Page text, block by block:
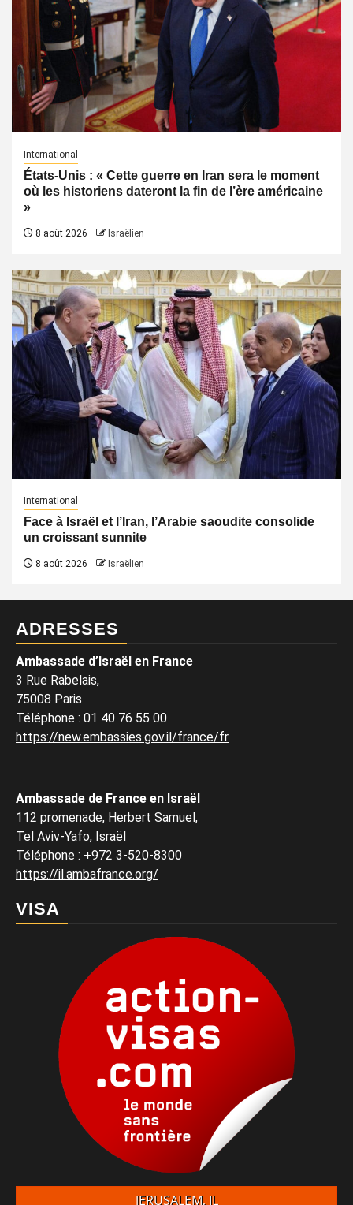
International
États-Unis : « Cette guerre en Iran sera le moment
où les historiens dateront la fin de l’ère américaine
»
8 août 2026 Israëlien
International
Face à Israël et l’Iran, l’Arabie saoudite consolide
un croissant sunnite
8 août 2026 Israëlien
ADRESSES
Ambassade d’Israël en France
3 Rue Rabelais,
75008 Paris
Téléphone : 01 40 76 55 00
https://new.embassies.gov.il/france/fr
Ambassade de France en Israël
112 promenade, Herbert Samuel,
Tel Aviv-Yafo, Israël
Téléphone : +972 3-520-8300
https://il.ambafrance.org/
VISA
JERUSALEM, IL